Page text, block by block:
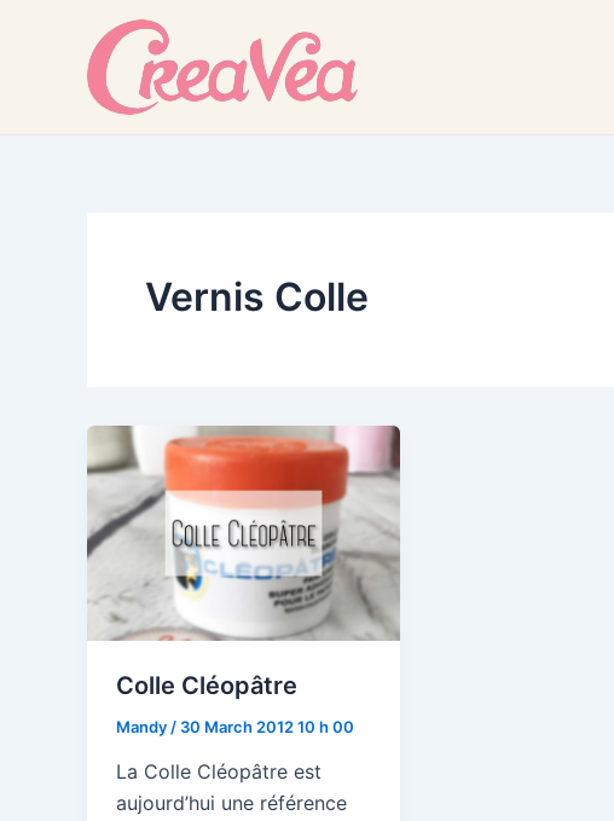
Vernis Colle
Colle Cléopâtre
Mandy / 30 March 2012 10 h 00
La Colle Cléopâtre est
aujourd’hui une référence